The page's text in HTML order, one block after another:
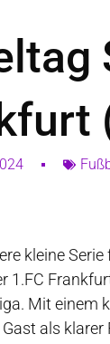
kleine
1.FC
Mit einem
als klarer